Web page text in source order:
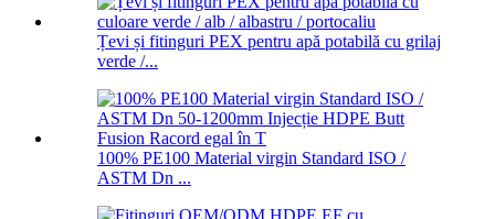
Țevi și fitinguri PEX pentru apă potabilă cu grilaj
verde /...
100% PE100 Material virgin Standard ISO /
ASTM Dn ...